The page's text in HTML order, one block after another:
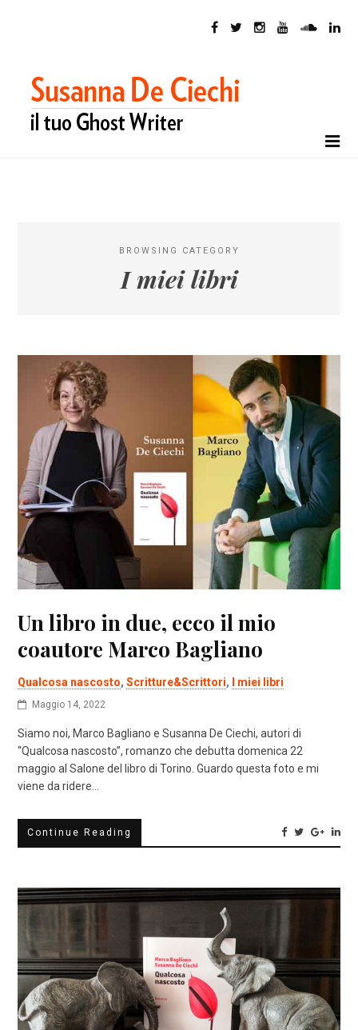
BROWSING CATEGORY
I miei libri
Un libro in due, ecco il mio
coautore Marco Bagliano
Qualcosa nascosto,Scritture&Scrittori, I miei libri
Maggio 14, 2022
Siamo noi, Marco Bagliano e Susanna De Ciechi, autori di
“Qualcosa nascosto”, romanzo che debutta domenica 22
maggio al Salone del libro di Torino. Guardo questa foto e mi
viene da ridere…
Continue Reading